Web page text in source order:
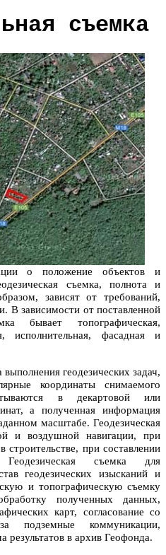
съемка
о положение объектов и
съемка, полнота и
зависят от требований,
В зависимости от поставленной
бывает топографическая,
исполнительная, фасадная и
геодезических задач,
координаты снимаемого
в декартовой или
а полученная информация
масштабе. Геодезическая
и воздушной навигации, при
при составлении
съемка для
геодезических изысканий и
и топографическую съемку
полученных данных,
карт, согласование со
подземные коммуникации,
результатов в архив Геофонда.